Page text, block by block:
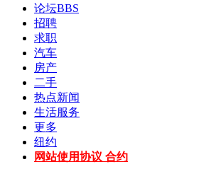
论坛BBS
招聘
求职
汽车
房产
二手
热点新闻
生活服务
更多
纽约
网站使用协议 合约